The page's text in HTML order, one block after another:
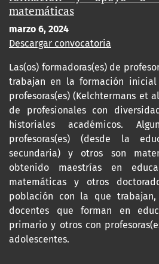
matemáticas
marzo 6, 2024
Descargar convocatoria
Las(os) formadoras(es) de
trabajan en la formación
profesoras(es) (Kelchtermans et
de profesionales con
historiales académicos.
profesoras(es) (desde la
secundaria) y otros son
obtenido maestrías en
matemáticas y otros
población con la que trabajan,
docentes que forman en
primario y otros con
adolescentes.